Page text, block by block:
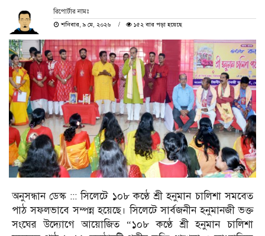
রিপোর্টার নামঃ
শনিবার, ৯ মে, ২০২৬
১৫২ বার পড়া হয়েছে
অনুসন্ধান ডেস্ক ::: সিলেটে ১০৮ কণ্ঠে শ্রী হনুমান চালিশা সমবেত
পাঠ সফলভাবে সম্পন্ন হয়েছে। সিলেটে সার্বজনীন হনুমানজী ভক্ত
সংঘের উদ্যোগে আয়োজিত “১০৮ কণ্ঠে শ্রী হনুমান চালিশা